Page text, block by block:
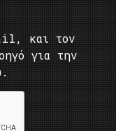
και τον
για την